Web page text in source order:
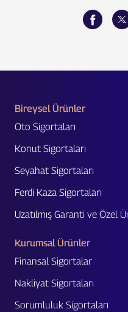
Bireysel Ürünler
Oto Sigortaları
Konut Sigortaları
Seyahat Sigortaları
Ferdi Kaza Sigortaları
Uzatılmış Garanti ve Özel
Kurumsal Ürünler
Finansal Sigortalar
Nakliyat Sigortaları
Sorumluluk Sigortaları